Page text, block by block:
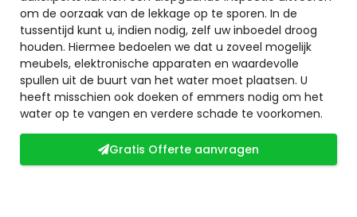
om de oorzaak van de lekkage op te sporen. In de
tussentijd kunt u, indien nodig, zelf uw inboedel droog
houden. Hiermee bedoelen we dat u zoveel mogelijk
meubels, elektronische apparaten en waardevolle
spullen uit de buurt van het water moet plaatsen. U
heeft misschien ook doeken of emmers nodig om het
water op te vangen en verdere schade te voorkomen.
Gratis Offerte aanvragen